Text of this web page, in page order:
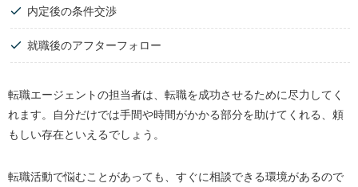
内定後の条件交渉
就職後のアフターフォロー
転職エージェントの担当者は、転職を成功させるために尽力してく
れます。自分だけでは手間や時間がかかる部分を助けてくれる、頼
もしい存在といえるでしょう。
転職活動で悩むことがあっても、すぐに相談できる環境があるので